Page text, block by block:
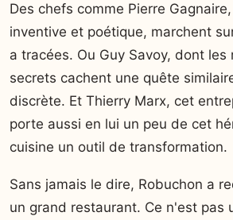
Des chefs comme Pierre
inventive et poétique, marchent
a tracées. Ou Guy Savoy, dont les
secrets cachent une quête
discrète. Et Thierry Marx, cet
porte aussi en lui un peu de cet
cuisine un outil de transformation.
Sans jamais le dire, Robuchon a
un grand restaurant. Ce n'est pas